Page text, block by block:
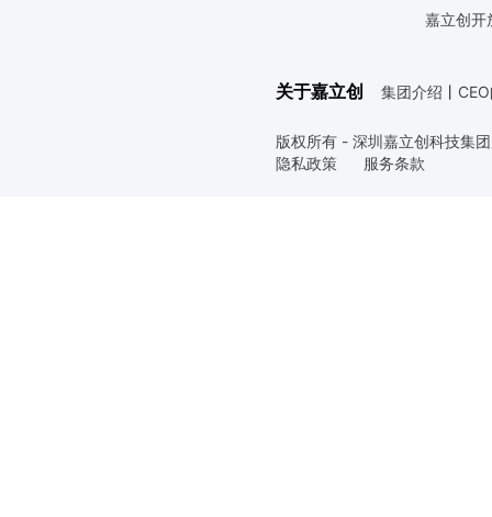
嘉立创开
关于嘉立创 集团介绍 丨
版权所有 - 深圳嘉立创科技集
隐私政策
服务条款